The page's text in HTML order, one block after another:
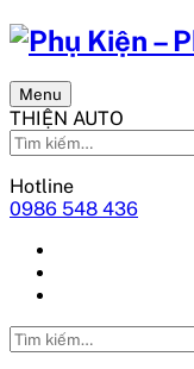
Menu
THIỆN AUTO
Hotline
0986 548 436